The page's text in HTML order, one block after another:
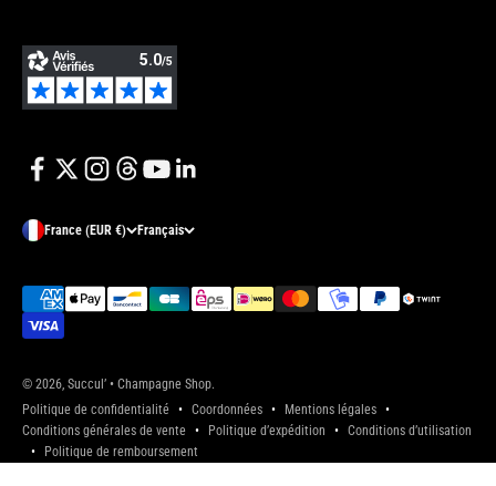
France (EUR €) Français
© 2026, Succul’ • Champagne Shop.
Politique de confidentialité
Coordonnées
Mentions légales
Conditions générales de vente
Politique d’expédition
Conditions d’utilisation
Politique de remboursement